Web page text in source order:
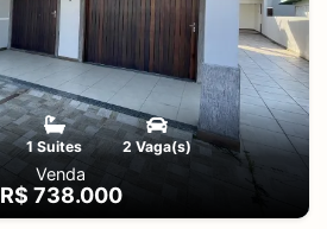
1 Suites 2 Vaga(s)
Venda
R$ 738.000